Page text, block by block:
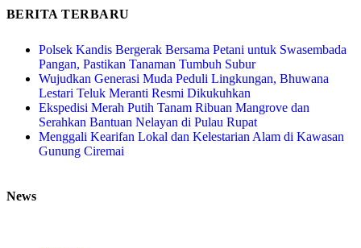
BERITA TERBARU
Polsek Kandis Bergerak Bersama Petani untuk Swasembada
Pangan, Pastikan Tanaman Tumbuh Subur
Wujudkan Generasi Muda Peduli Lingkungan, Bhuwana
Lestari Teluk Meranti Resmi Dikukuhkan
Ekspedisi Merah Putih Tanam Ribuan Mangrove dan
Serahkan Bantuan Nelayan di Pulau Rupat
Menggali Kearifan Lokal dan Kelestarian Alam di Kawasan
Gunung Ciremai
News